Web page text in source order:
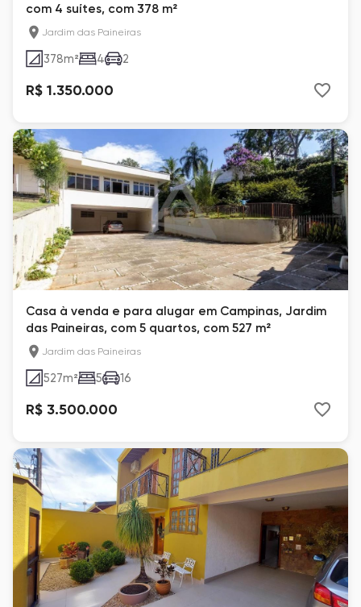
com 4 suítes, com 378 m²
Jardim das Paineiras
378m² 4 2
R$ 1.350.000
Casa à venda e para alugar em Campinas, Jardim
das Paineiras, com 5 quartos, com 527 m²
Jardim das Paineiras
527m² 5 16
R$ 3.500.000